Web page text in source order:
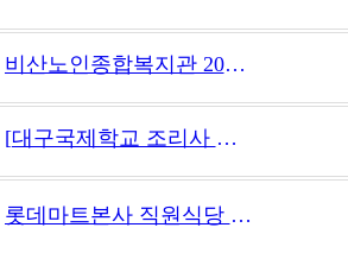
비산노인종합복지관 2025년 긴급 직원 채용공고(취사원)
[대구국제학교 조리사 단기 헬퍼 구인]
롯데마트본사 직원식당 조리원 모집